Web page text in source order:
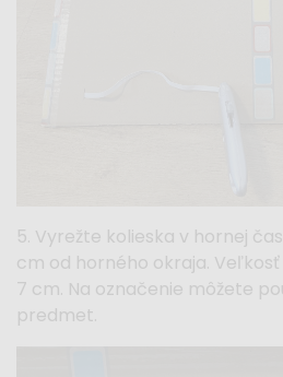
5. Vyrežte kolieska v hornej
cm od horného okraja.
7 cm. Na označenie môžete
predmet.